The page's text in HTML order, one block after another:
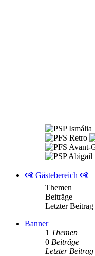
🙧 Gästebereich 🙧
Themen
Beiträge
Letzter Beitrag
Banner
1 Themen
0 Beiträge
Letzter Beitrag